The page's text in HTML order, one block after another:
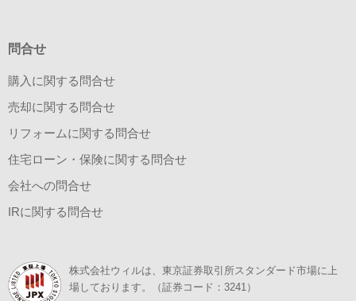
問合せ
購入に関する問合せ
売却に関する問合せ
リフォームに関する問合せ
住宅ローン・保険に関する問合せ
会社への問合せ
IRに関する問合せ
株式会社ウィルは、東京証券取引所スタンダード市場に上
場しております。（証券コード：3241）